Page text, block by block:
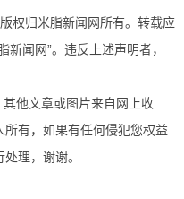
权归米脂新闻网所有。转载应
闻网”。违反上述声明者，
他文章或图片来自网上收
有，如果有任何侵犯您权益
理，谢谢。